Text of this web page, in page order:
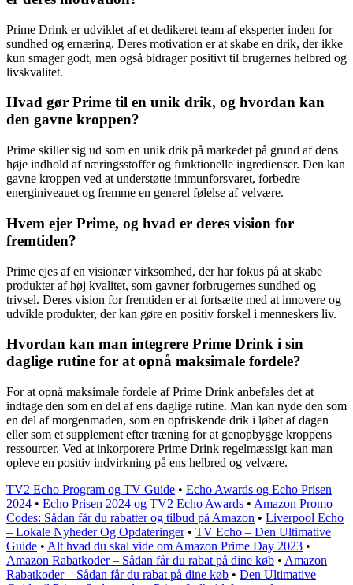
Prime Drink er udviklet af et dedikeret team af eksperter inden for
sundhed og ernæring. Deres motivation er at skabe en drik, der ikke
kun smager godt, men også bidrager positivt til brugernes helbred og
livskvalitet.
Hvad gør Prime til en unik drik, og hvordan kan
den gavne kroppen?
Prime skiller sig ud som en unik drik på markedet på grund af dens
høje indhold af næringsstoffer og funktionelle ingredienser. Den kan
gavne kroppen ved at understøtte immunforsvaret, forbedre
energiniveauet og fremme en generel følelse af velvære.
Hvem ejer Prime, og hvad er deres vision for
fremtiden?
Prime ejes af en visionær virksomhed, der har fokus på at skabe
produkter af høj kvalitet, som gavner forbrugernes sundhed og
trivsel. Deres vision for fremtiden er at fortsætte med at innovere og
udvikle produkter, der kan gøre en positiv forskel i menneskers liv.
Hvordan kan man integrere Prime Drink i sin
daglige rutine for at opnå maksimale fordele?
For at opnå maksimale fordele af Prime Drink anbefales det at
indtage den som en del af ens daglige rutine. Man kan nyde den som
en del af morgenmaden, som en opfriskende drik i løbet af dagen
eller som et supplement efter træning for at genopbygge kroppens
ressourcer. Ved at inkorporere Prime Drink regelmæssigt kan man
opleve en positiv indvirkning på ens helbred og velvære.
TV2 Echo Program og TV Guide • Echo Awards og Echo Prisen
2024 • Echo Prisen 2024 og TV2 Echo Awards • Amazon Promo
Codes: Sådan får du rabatter og tilbud på Amazon • Liverpool Echo
– Lokale Nyheder Og Opdateringer• TV Echo – Den Ultimative
Guide • Alt hvad du skal vide om Amazon Prime Day 2023 •
Amazon Rabatkoder – Sådan får du rabat på dine køb • Amazon
Rabatkoder – Sådan får du rabat på dine køb • Den Ultimative